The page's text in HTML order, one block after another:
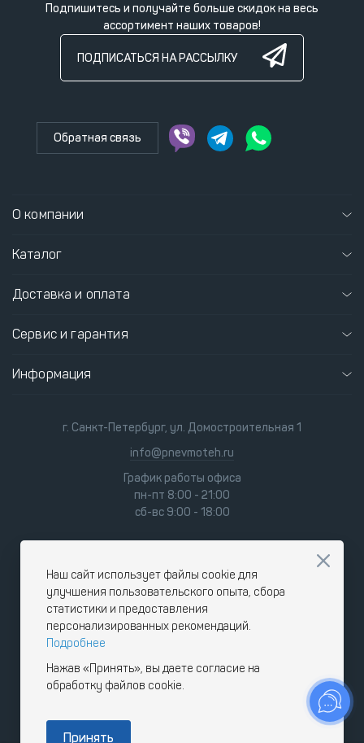
Подпишитесь и получайте больше скидок на весь
ассортимент наших товаров!
ПОДПИСАТЬСЯ НА РАССЫЛКУ
Обратная связь
О компании
Каталог
Доставка и оплата
Сервис и гарантия
Информация
г. Санкт-Петербург, ул. Домостроительная 1
info@pnevmoteh.ru
График работы офиса
пн-пт 8:00 - 21:00
сб-вс 9:00 - 18:00
Наш сайт использует файлы cookie для
улучшения пользовательского опыта, сбора
статистики и предоставления
персонализированных рекомендаций.
Подробнее
Нажав «Принять», вы даете согласие на
обработку файлов cookie.
Принять